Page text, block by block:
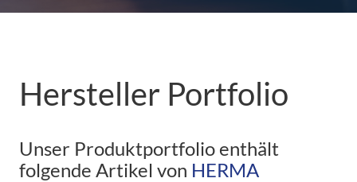
Hersteller Portfolio
Unser Produktportfolio enthält
folgende Artikel von HERMA